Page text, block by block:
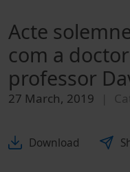
Acte
com a
professor
27 March, 2019
Download